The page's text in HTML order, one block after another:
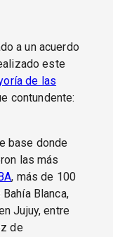
a un acuerdo
este
de las
contundente:
base donde
las más
, más de 100
Blanca,
Jujuy, entre
de